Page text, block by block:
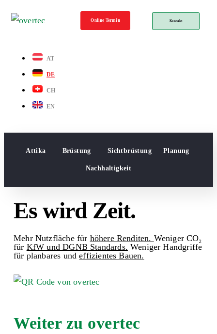
Online Termin Kontakt
AT
DE
CH
EN
Attika Brüstung Sichtbrüstung Planung
Nachhaltigkeit
Es wird Zeit.
Mehr Nutzfläche für höhere Renditen. Weniger CO₂
für KfW und DGNB Standards. Weniger Handgriffe
für planbares undeffizientes Bauen.
Weiter zu overtec